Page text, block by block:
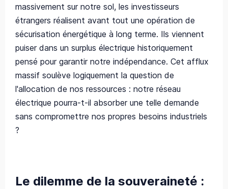
massivement sur notre sol, les investisseurs
étrangers réalisent avant tout une opération de
sécurisation énergétique à long terme. Ils viennent
puiser dans un surplus électrique historiquement
pensé pour garantir notre indépendance. Cet afflux
massif soulève logiquement la question de
l'allocation de nos ressources : notre réseau
électrique pourra-t-il absorber une telle demande
sans compromettre nos propres besoins industriels
?
Le dilemme de la souveraineté :